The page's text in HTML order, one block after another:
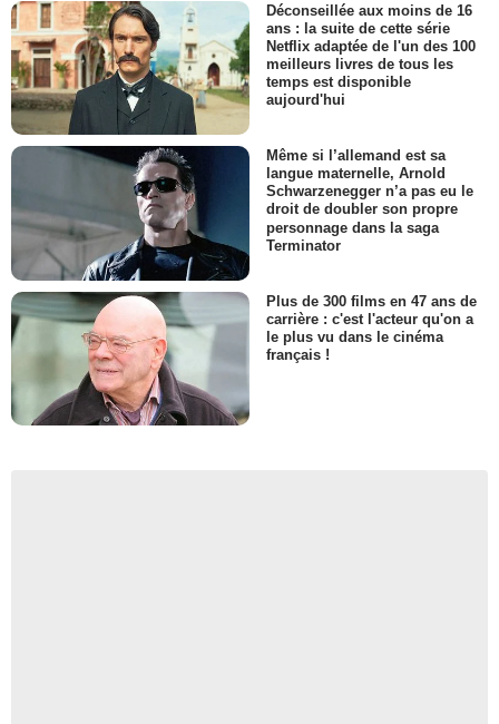
Déconseillée aux moins de 16
ans : la suite de cette série
Netflix adaptée de l'un des 100
meilleurs livres de tous les
temps est disponible
aujourd'hui
Même si l’allemand est sa
langue maternelle, Arnold
Schwarzenegger n’a pas eu le
droit de doubler son propre
personnage dans la saga
Terminator
Plus de 300 films en 47 ans de
carrière : c'est l'acteur qu'on a
le plus vu dans le cinéma
français !